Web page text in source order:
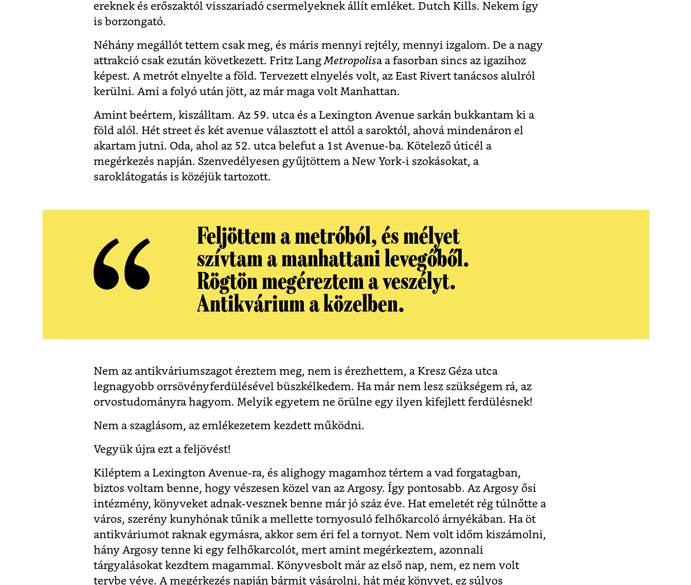
ereknek és erőszaktól visszariadó csermelyeknek állít emléket. Dutch Kills. Nekem így
is borzongató.
Néhány megállót tettem csak meg, és máris mennyi rejtély, mennyi izgalom. De a nagy
attrakció csak ezután következett. Fritz Lang Metropolisa a fasorban sincs az igazihoz
képest. A metrót elnyelte a föld. Tervezett elnyelés volt, az East Rivert tanácsos alulról
kerülni. Ami a folyó után jött, az már maga volt Manhattan.
Amint beértem, kiszálltam. Az 59. utca és a Lexington Avenue sarkán bukkantam ki a
föld alól. Hét street és két avenue választott el attól a saroktól, ahová mindenáron el
akartam jutni. Oda, ahol az 52. utca belefut a 1st Avenue-ba. Kötelező úticél a
megérkezés napján. Szenvedélyesen gyűjtöttem a New York-i szokásokat, a
saroklátogatás is közéjük tartozott.
Feljöttem a metróból, és mélyet
szívtam a manhattani levegőből.
Rögtön megéreztem a veszélyt.
Antikvárium a közelben.
Nem az antikváriumszagot éreztem meg, nem is érezhettem, a Kresz Géza utca
legnagyobb orrsövényferdülésével büszkélkedem. Ha már nem lesz szükségem rá, az
orvostudományra hagyom. Melyik egyetem ne örülne egy ilyen kifejlett ferdülésnek!
Nem a szaglásom, az emlékezetem kezdett működni.
Vegyük újra ezt a feljövést!
Kiléptem a Lexington Avenue-ra, és alighogy magamhoz tértem a vad forgatagban,
biztos voltam benne, hogy vészesen közel van az Argosy. Így pontosabb. Az Argosy ősi
intézmény, könyveket adnak-vesznek benne már jó száz éve. Hat emeletét rég túlnőtte a
város, szerény kunyhónak tűnik a mellette tornyosuló felhőkarcoló árnyékában. Ha öt
antikváriumot raknak egymásra, akkor sem éri fel a tornyot. Nem volt időm kiszámolni,
hány Argosy tenne ki egy felhőkarcolót, mert amint megérkeztem, azonnali
tárgyalásokat kezdtem magammal. Könyvesbolt már az első nap, nem, ez nem volt
tervbe véve. A megérkezés napján bármit vásárolni, hát még könyvet, ez súlyos